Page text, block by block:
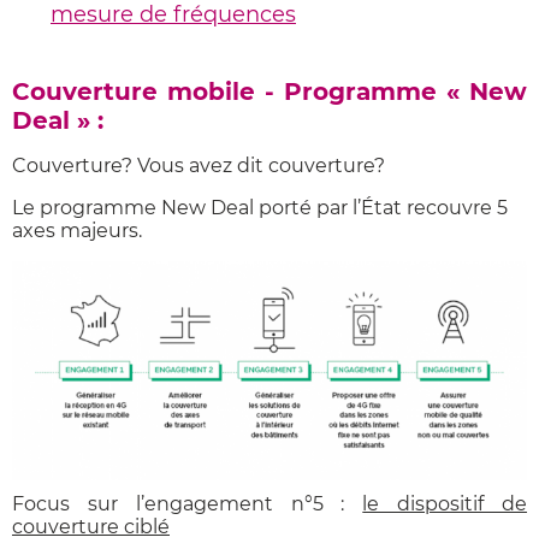
mesure de fréquences
Couverture mobile - Programme « New
Deal » :
Couverture? Vous avez dit couverture?
Le programme New Deal porté par l’État recouvre 5
axes majeurs.
Focus sur l’engagement n°5 :
le dispositif de
couverture ciblé